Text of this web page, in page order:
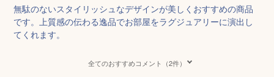
無駄のないスタイリッシュなデザインが美しくおすすめの商品
です。上質感の伝わる逸品でお部屋をラグジュアリーに演出し
てくれます。
全てのおすすめコメント（2件）